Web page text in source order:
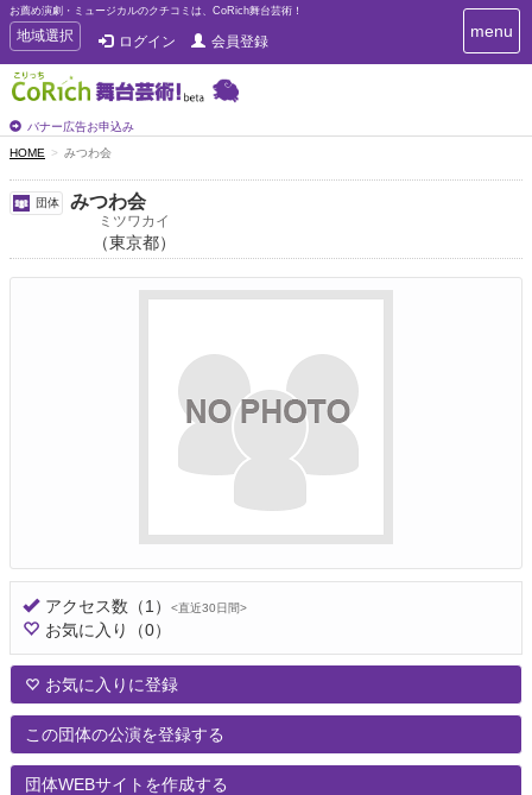
お薦め演劇・ミュージカルのクチコミは、CoRich舞台芸術！
T
o
g
g
e
n
a
v
i
a
t
地域選択 ログイン 会員登録
バナー広告お申込み
T
o
menu
HOME みつわ会
団体 みつわ会
ミツワカイ
（東京都）
アクセス数 （1） <直近30日間>
お気に入り （0）
お気に入りに登録
この団体の公演を登録する
団体WEBサイトを作成する